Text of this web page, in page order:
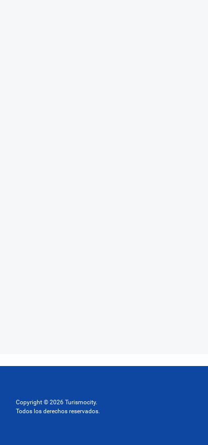
Copyright © 2026 Turismocity.
Todos los derechos reservados.